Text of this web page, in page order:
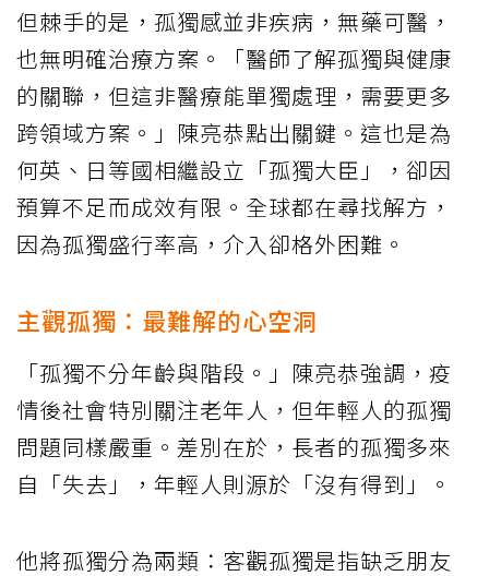
但棘手的是，孤獨感並非疾病，無藥可醫，
也無明確治療方案。「醫師了解孤獨與健康
的關聯，但這非醫療能單獨處理，需要更多
跨領域方案。」陳亮恭點出關鍵。這也是為
何英、日等國相繼設立「孤獨大臣」，卻因
預算不足而成效有限。全球都在尋找解方，
因為孤獨盛行率高，介入卻格外困難。
主觀孤獨：最難解的心空洞
「孤獨不分年齡與階段。」陳亮恭強調，疫
情後社會特別關注老年人，但年輕人的孤獨
問題同樣嚴重。差別在於，長者的孤獨多來
自「失去」，年輕人則源於「沒有得到」。
他將孤獨分為兩類：客觀孤獨是指缺乏朋友